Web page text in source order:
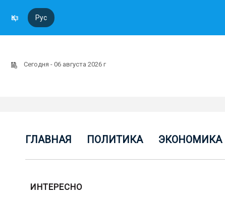
Қаз Рус
Сегодня - 06 августа 2026 г
ГЛАВНАЯ ПОЛИТИКА ЭКОНОМИКА
ИНТЕРЕСНО